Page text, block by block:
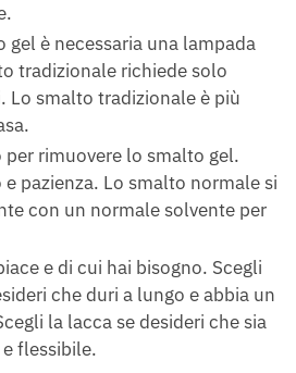
gel è necessaria una lampada
tradizionale richiede solo
Lo smalto tradizionale è più
rimuovere lo smalto gel.
pazienza. Lo smalto normale si
con un normale solvente per
e di cui hai bisogno. Scegli
che duri a lungo e abbia un
la lacca se desideri che sia
flessibile.